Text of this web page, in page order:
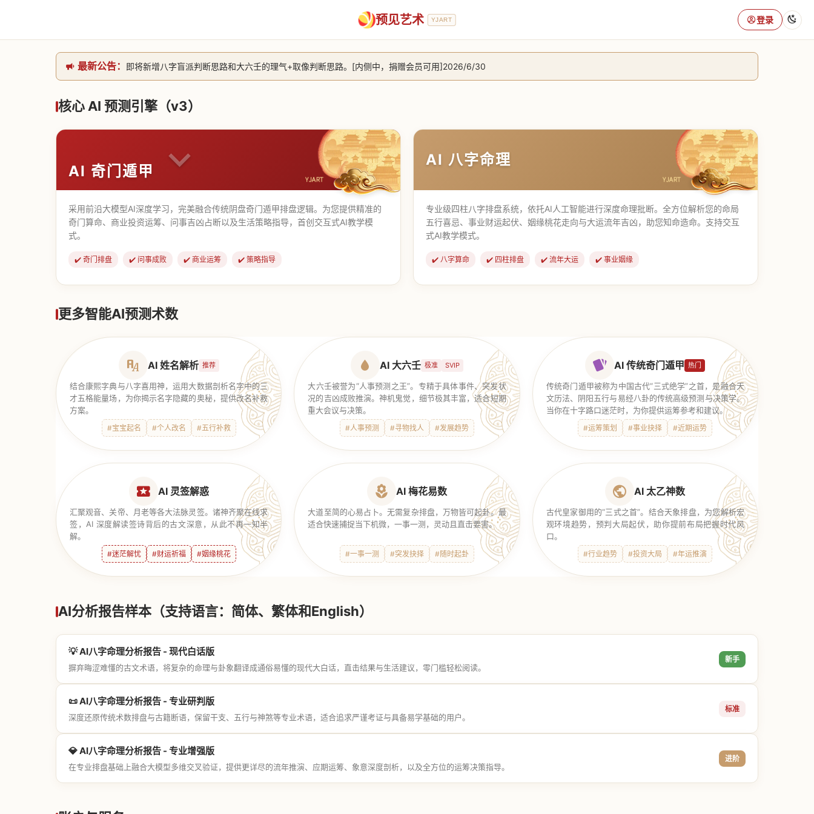
预见艺术 YJART 登录
最新公告：
即将新增八字盲派判断思路和大六壬的理气+取像判断思路。[内侧中，捐赠会员可用]2026/6/30
网站升级完成，升级全模块的算法，限时开放用户注册。2026/6/27
致老用户的一封信，旧站充值会员开放注册截止到8月25日 2026/2/25
核心 AI 预测引擎（v3）
AI 奇门遁甲
采用前沿大模型AI深度学习，完美融合传统阴盘奇门遁甲排盘逻辑。为您提供精准的
奇门算命、商业投资运筹、问事吉凶占断以及生活策略指导，首创交互式AI教学模
式。
✔️ 奇门排盘 ✔️ 问事成败 ✔️ 商业运筹 ✔️ 策略指导
【道家奇门】 【传统奇门】
AI 八字命理
专业级四柱八字排盘系统，依托AI人工智能进行深度命理批断。全方位解析您的命局
五行喜忌、事业财运起伏、姻缘桃花走向与大运流年吉凶，助您知命造命。支持交互
式AI教学模式。
✔️ 八字算命 ✔️ 四柱排盘 ✔️ 流年大运 ✔️ 事业姻缘
更多智能AI预测术数
AI 姓名解析 推荐
结合康熙字典与八字喜用神，运用大数据剖析名字中的三
才五格能量场，为你揭示名字隐藏的奥秘，提供改名补救
方案。
#宝宝起名 #个人改名 #五行补救
AI 大六壬 极准 SVIP
大六壬被誉为“人事预测之王”。专精于具体事件、突发状
况的吉凶成败推演。神机鬼觉，细节极其丰富，适合短期
重大会议与决策。
#人事预测 #寻物找人 #发展趋势
AI 传统奇门遁甲 热门
传统奇门遁甲被称为中国古代“三式绝学”之首，是融合天
文历法、阴阳五行与易经八卦的传统高级预测与决策学。
当你在十字路口迷茫时，为你提供运筹参考和建议。
#运筹策划 #事业抉择 #近期运势
AI 灵签解惑
汇聚观音、关帝、月老等各大法脉灵签。诸神齐聚在线求
签，AI 深度解读签诗背后的古文深意，从此不再一知半
解。
#迷茫解忧 #财运祈福 #姻缘桃花
AI 梅花易数
大道至简的心易占卜。无需复杂排盘，万物皆可起卦。最
适合快速捕捉当下机微，一事一测，灵动且直击要害。
#一事一测 #突发抉择 #随时起卦
AI 太乙神数
古代皇家御用的“三式之首”。结合天象排盘，为您解析宏
观环境趋势，预判大局起伏，助你提前布局把握时代风
口。
#行业趋势 #投资大局 #年运推演
AI分析报告样本（支持语言：简体、繁体和English）
💡 AI八字命理分析报告 - 现代白话版
摒弃晦涩难懂的古文术语，将复杂的命理与卦象翻译成通俗易懂的现代大白话，直击结果与生活建议，零门槛轻松阅读。
新手
📜 AI八字命理分析报告 - 专业研判版
深度还原传统术数排盘与古籍断语，保留干支、五行与神煞等专业术语，适合追求严谨考证与具备易学基础的用户。
标准
💎 AI八字命理分析报告 - 专业增强版
在专业排盘基础上融合大模型多维交叉验证，提供更详尽的流年推演、应期运筹、象意深度剖析，以及全方位的运筹决策指导。
进阶